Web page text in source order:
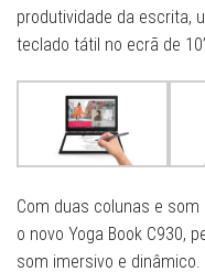
produtividade da escrita,
teclado tátil no ecrã de
Com duas colunas e
o novo Yoga Book C930,
som imersivo e dinâmico.